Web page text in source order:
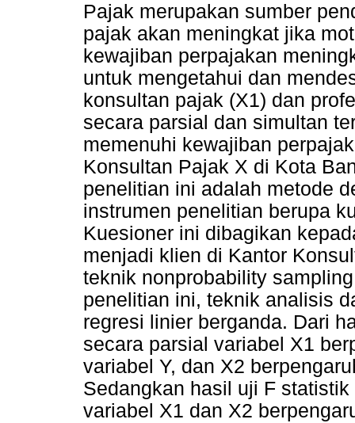
Pajak merupakan sumber
pajak akan meningkat jika
kewajiban perpajakan
untuk mengetahui dan
konsultan pajak (X1) dan
secara parsial dan simultan
memenuhi kewajiban
Konsultan Pajak X di Kota
penelitian ini adalah metode
instrumen penelitian berupa
Kuesioner ini dibagikan
menjadi klien di Kantor
teknik nonprobability
penelitian ini, teknik analisis
regresi linier berganda. Dari
secara parsial variabel X1
variabel Y, dan X2
Sedangkan hasil uji F
variabel X1 dan X2